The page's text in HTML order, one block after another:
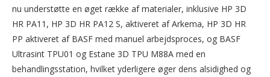
nu understøtte en øget række af materialer, inklusive HP 3D
HR PA11, HP 3D HR PA12 S, aktiveret af Arkema, HP 3D HR
PP aktiveret af BASF med manuel arbejdsproces, og BASF
Ultrasint TPU01 og Estane 3D TPU M88A med en
behandlingsstation, hvilket yderligere øger dens alsidighed og